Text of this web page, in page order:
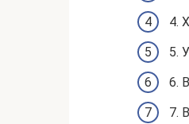
4.
5.
6.
7.